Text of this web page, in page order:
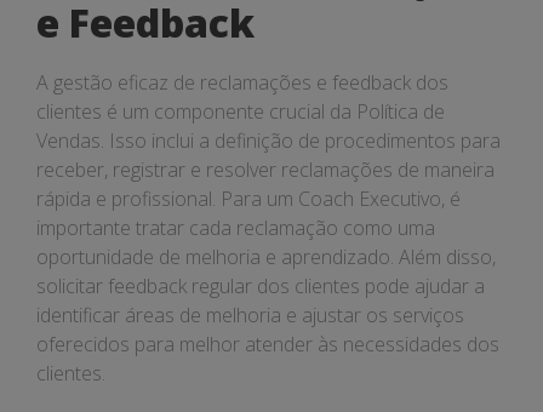
e Feedback
A gestão eficaz de reclamações e feedback dos
clientes é um componente crucial da Política de
Vendas. Isso inclui a definição de procedimentos para
receber, registrar e resolver reclamações de maneira
rápida e profissional. Para um Coach Executivo, é
importante tratar cada reclamação como uma
oportunidade de melhoria e aprendizado. Além disso,
solicitar feedback regular dos clientes pode ajudar a
identificar áreas de melhoria e ajustar os serviços
oferecidos para melhor atender às necessidades dos
clientes.